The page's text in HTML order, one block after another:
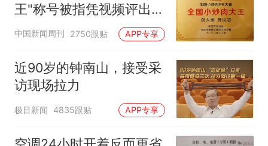
王"称号被指凭视频评出
官方回应
中国新闻周刊 2750跟贴 APP专享
近90岁的钟南山，接受采
访现场拉力
极目新闻 4835跟贴 APP专享